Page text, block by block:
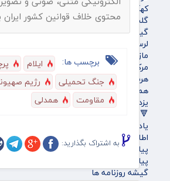
کهگیلویه و بویراحمد
گلستان
گیلان
لرستان
مازندران
مرکزی
هرمزگان
همدان
یزد
🔻پویاروز
یادداشت پویاروز
اطلاعیه
پیام تبریک پویاروز
پیام تسلیت پویاروز
گیشه روزنامه ها
محتوی خلاف قوانین کشور
برچسب ها: ایلام
جنگ تحمیلی
رژیم
مقاومت
همدلی
به اشتراک بگذارید: